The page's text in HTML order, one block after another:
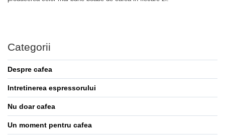
Categorii
Despre cafea
Intretinerea espressorului
Nu doar cafea
Un moment pentru cafea